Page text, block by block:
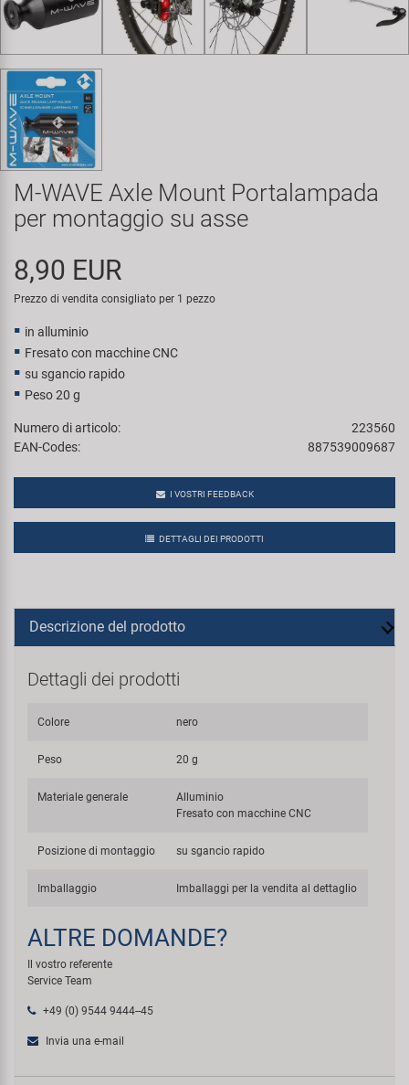
Super B
Velo
Tutte le marche
M-WAVE Axle Mount Portalampada
per montaggio su asse
8,90 EUR
Prezzo di vendita consigliato per 1 pezzo
in alluminio
Fresato con macchine CNC
su sgancio rapido
Peso 20 g
Numero di articolo:
223560
EAN-Codes:
887539009687
I VOSTRI FEEDBACK
DETTAGLI DEI PRODOTTI
Descrizione del prodotto
Dettagli dei prodotti
Colore nero
Peso 20 g
Materiale generale
Alluminio
Fresato con macchine CNC
Posizione di montaggio su sgancio rapido
Imballaggio Imballaggi per la vendita al dettaglio
ALTRE DOMANDE?
Il vostro referente
Service Team
+49 (0) 9544 9444--45
Invia una e-mail